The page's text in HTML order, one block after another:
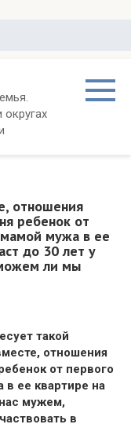
отношения
ребенок от
мужа в ее
до 30 лет у
ли мы
такой
отношения
от первого
ее квартире на
мужем,
в